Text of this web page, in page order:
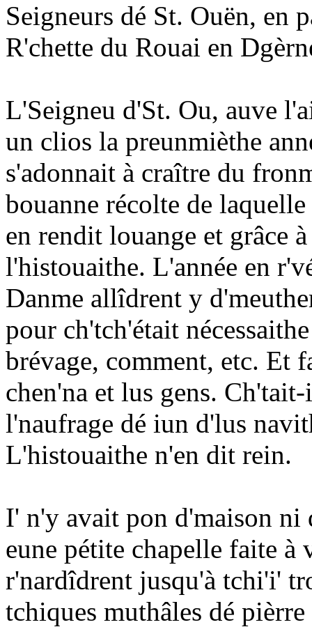
Seigneurs dé St. Ouën, en
R'chette du Rouai en
L'Seigneu d'St. Ou, auve
un clios la preunmièthe
s'adonnait à craître du
bouanne récolte de
en rendit louange et grâce
l'histouaithe. L'année en
Danme allîdrent y
pour ch'tch'était
brévage, comment, etc. Et
chen'na et lus gens.
l'naufrage dé iun d'lus
L'histouaithe n'en dit rein.
I' n'y avait pon d'maison ni
eune pétite chapelle faite
r'nardîdrent jusqu'à tchi'i'
tchiques muthâles dé